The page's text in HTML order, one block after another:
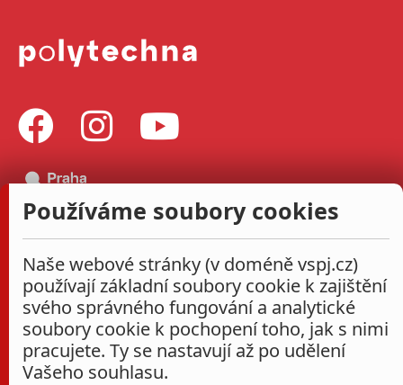
Používáme soubory cookies
Naše webové stránky (v doméně vspj.cz)
používají základní soubory cookie k zajištění
svého správného fungování a analytické
soubory cookie k pochopení toho, jak s nimi
pracujete. Ty se nastavují až po udělení
Vašeho souhlasu.